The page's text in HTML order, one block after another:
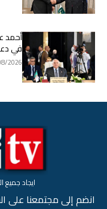
أحمد
في
2026
ايجاد جميع
انضم إلى مجتمعنا على